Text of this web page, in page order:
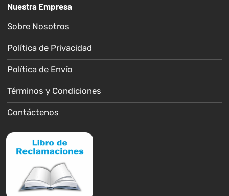
Nuestra Empresa
Sobre Nosotros
Política de Privacidad
Política de Envío
Términos y Condiciones
Contáctenos